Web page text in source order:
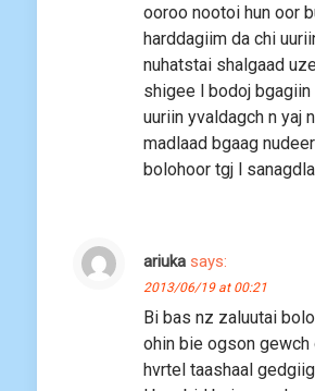
ooroo nootoi hun oor
harddagiim da chi
nuhatstai shalgaad
shigee l bodoj bgagiin
uuriin yvaldagch n yaj
madlaad bgaag
bolohoor tgj l
ariuka says:
2013/06/19 at 00:21
Bi bas nz zaluutai
ohin bie ogson gewch
hvrtel taashaal